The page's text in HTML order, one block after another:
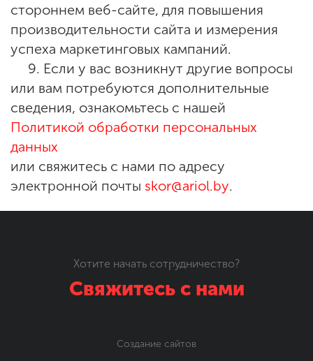
стороннем веб-сайте, для повышения
производительности сайта и измерения
успеха маркетинговых кампаний.
9. Если у вас возникнут другие вопросы
или вам потребуются дополнительные
сведения, ознакомьтесь с нашей
Политикой обработки персональных
данных
или свяжитесь с нами по адресу
электронной почты skor@ariol.by.
Хотите начать сотрудничество?
Свяжитесь с нами
Создание сайтов